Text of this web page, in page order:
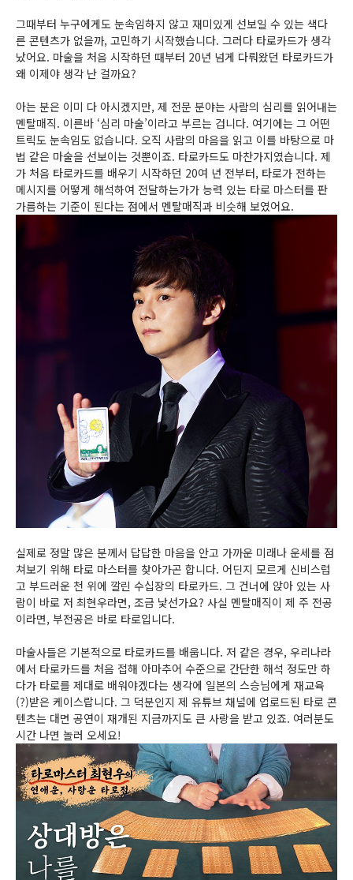
그때부터 누구에게도 눈속임하지 않고 재미있게 선보일 수 있는 색다
른 콘텐츠가 없을까, 고민하기 시작했습니다. 그러다 타로카드가 생각
났어요. 마술을 처음 시작하던 때부터 20년 넘게 다뤄왔던 타로카드가
왜 이제야 생각 난 걸까요?
아는 분은 이미 다 아시겠지만, 제 전문 분야는 사람의 심리를 읽어내는
멘탈매직. 이른바 ‘심리 마술’이라고 부르는 겁니다. 여기에는 그 어떤
트릭도 눈속임도 없습니다. 오직 사람의 마음을 읽고 이를 바탕으로 마
법 같은 마술을 선보이는 것뿐이죠. 타로카드도 마찬가지였습니다. 제
가 처음 타로카드를 배우기 시작하던 20여 년 전부터, 타로가 전하는
메시지를 어떻게 해석하여 전달하는가가 능력 있는 타로 마스터를 판
가름하는 기준이 된다는 점에서 멘탈매직과 비슷해 보였어요.
실제로 정말 많은 분께서 답답한 마음을 안고 가까운 미래나 운세를 점
쳐보기 위해 타로 마스터를 찾아가곤 합니다. 어딘지 모르게 신비스럽
고 부드러운 천 위에 깔린 수십장의 타로카드. 그 건너에 앉아 있는 사
람이 바로 저 최현우라면, 조금 낯선가요? 사실 멘탈매직이 제 주 전공
이라면, 부전공은 바로 타로입니다.
마술사들은 기본적으로 타로카드를 배웁니다. 저 같은 경우, 우리나라
에서 타로카드를 처음 접해 아마추어 수준으로 간단한 해석 정도만 하
다가 타로를 제대로 배워야겠다는 생각에 일본의 스승님에게 재교육
(?)받은 케이스랍니다. 그 덕분인지 제 유튜브 채널에 업로드된 타로 콘
텐츠는 대면 공연이 재개된 지금까지도 큰 사랑을 받고 있죠. 여러분도
시간 나면 놀러 오세요!